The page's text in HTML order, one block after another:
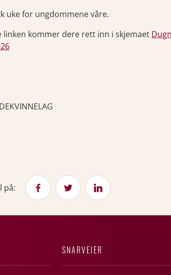
uke for ungdommene våre.
linken kommer dere rett inn i skjemaet
på:
SNARVEIER